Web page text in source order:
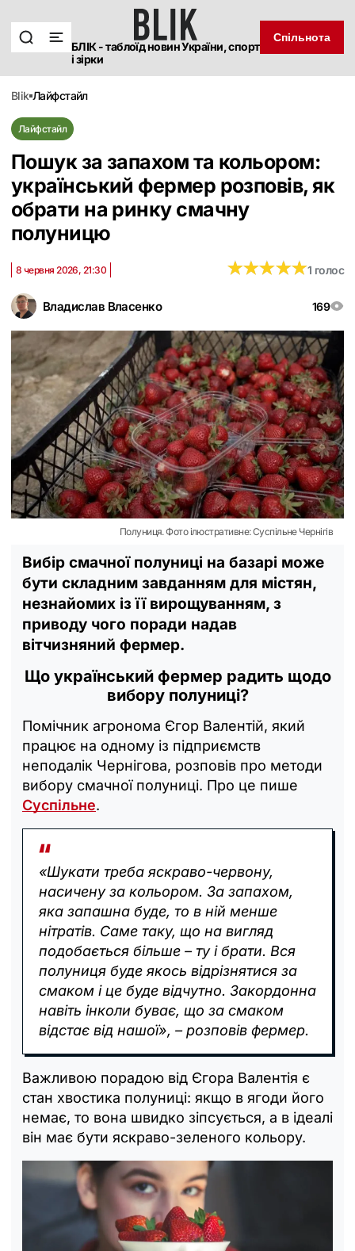
БЛІК - таблоїд новин України, спорт
і зірки
Спільнота
blik лайфстайл
Лайфстайл
Пошук за запахом та кольором:
український фермер розповів, як
обрати на ринку смачну
полуницю
Владислав Власенко 169
8 червня 2026, 21:30 ★★★★★
★★★★★1 голос
Полуниця. Фото ілюстративне: Суспільне Чернігів
Вибір смачної полуниці на базарі може
бути складним завданням для містян,
незнайомих із її вирощуванням, з
приводу чого поради надав
вітчизняний фермер.
Що український фермер радить щодо
вибору полуниці?
Помічник агронома Єгор Валентій, який
працює на одному із підприємств
неподалік Чернігова, розповів про методи
вибору смачної полуниці. Про це пише
Суспільне.
«Шукати треба яскраво-червону,
насичену за кольором. За запахом,
яка запашна буде, то в ній менше
нітратів. Саме таку, що на вигляд
подобається більше – ту і брати. Вся
полуниця буде якось відрізнятися за
смаком і це буде відчутно. Закордонна
навіть інколи буває, що за смаком
відстає від нашої», – розповів фермер.
Важливою порадою від Єгора Валентія є
стан хвостика полуниці: якщо в ягоди його
немає, то вона швидко зіпсується, а в ідеалі
він має бути яскраво-зеленого кольору.